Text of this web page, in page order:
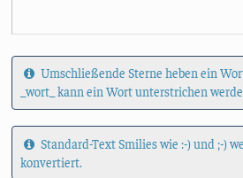
Umschließende Sterne heben ein
_wort_ kann ein Wort unterstrichen
Standard-Text Smilies wie :-) und ;-)
konvertiert.